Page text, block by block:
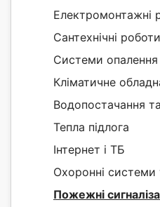
Електромонтажні
Сантехнічні роботи
Системи опалення
Кліматичне
Водопостачання
Тепла підлога
Інтернет і ТБ
Охоронні
Пожежні